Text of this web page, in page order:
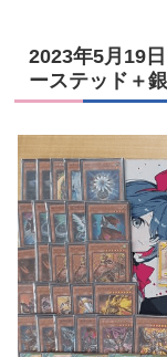
2023年5月19
ーステッド＋